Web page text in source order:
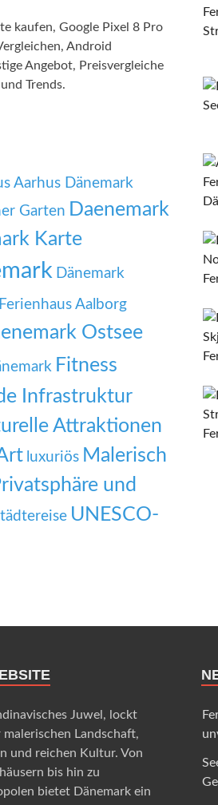
kaufen, Google Pixel 8 Pro
Android
Angebot, Preisvergleiche
Trends.
Aarhus Dänemark
Garten Daenemark
Karte
Dänemark
Ferienhaus Aalborg
Ostsee
Fitness
Infrastruktur
Attraktionen
luxuriös Malerisch
und
UNESCO-
Juwel, lockt
malerischen Landschaft,
und reichen Kultur. Von
bis hin zu
bietet Dänemark ein